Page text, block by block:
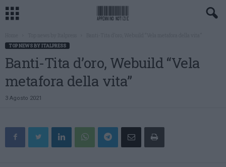
TOP NEWS BY ITALPRESS
Banti-Tita d’oro, Webuild “Vela
metafora della vita”
3 Agosto 2021